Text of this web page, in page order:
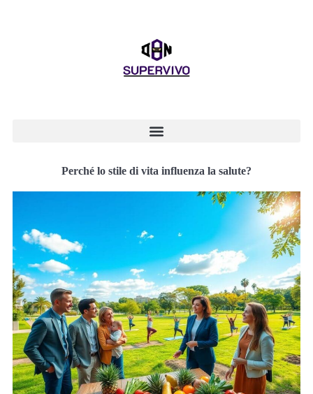
Perché lo stile di vita influenza la salute?